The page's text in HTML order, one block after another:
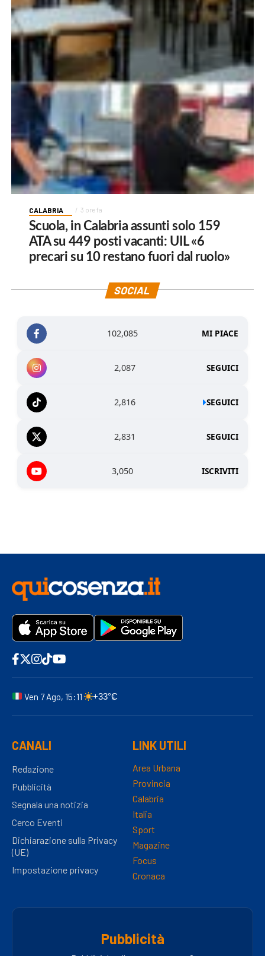
CALABRIA 3 ore fa
Scuola, in Calabria assunti solo 159
ATA su 449 posti vacanti: UIL «6
precari su 10 restano fuori dal ruolo»
SOCIAL
102,085 MI PIACE
2,087 SEGUICI
2,816 SEGUICI
2,831 SEGUICI
3,050 ISCRIVITI
Ven 7 Ago, 15:11 +33°C
CANALI
Redazione
Pubblicità
Segnala una notizia
Cerco Eventi
Dichiarazione sulla Privacy
(UE)
Impostazione privacy
LINK UTILI
Area Urbana
Provincia
Calabria
Italia
Sport
Magazine
Focus
Cronaca
Pubblicità